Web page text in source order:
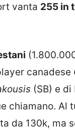
vanta 255 in
canadese
(SB) e
chiamano. Al
da 130k, ma